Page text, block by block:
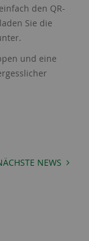
den QR-
Sie die
und eine
NEWS